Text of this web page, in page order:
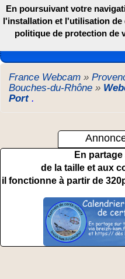
Les webcams de
France Webcam »
Bouches-du-Rhône »
Port .
En
de la taille et aux
il fonctionne à partir de
En poursuivant votre
l'installation et l'utilisation de
politique de protection de